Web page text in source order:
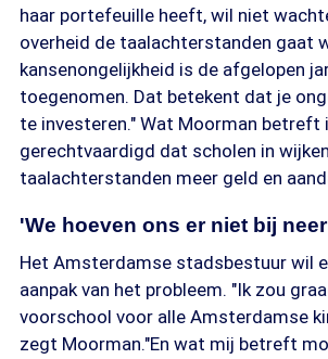
haar portefeuille heeft, wil niet
overheid de taalachterstanden gaat
kansenongelijkheid is de afgelopen
toegenomen. Dat betekent dat je
te investeren." Wat Moorman betreft
gerechtvaardigd dat scholen in
taalachterstanden meer geld en
'We hoeven ons er niet bij
Het Amsterdamse stadsbestuur wil
aanpak van het probleem. "Ik zou
voorschool voor alle Amsterdamse
zegt Moorman."En wat mij betreft